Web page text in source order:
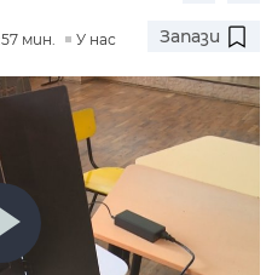
мин. У нас Запази